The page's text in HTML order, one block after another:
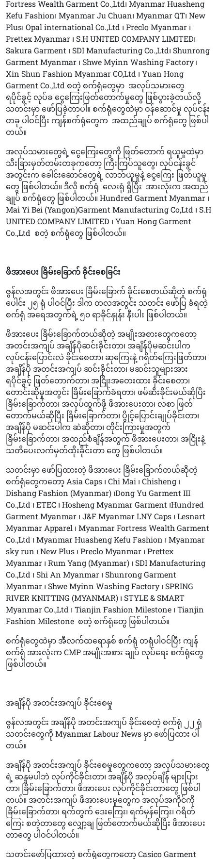
Fortress Wealth Garment Co.,Ltd၊ Myanmar Huasheng
Kefu Fashion၊ Myanmar Ju Chuan၊ Myanmar QT၊ New
Plus၊ Opal international Co.,Ltd ၊ Preclo Myanmar ၊
Prettex Myanmar ၊ S.H UNITED COMPANY LIMITED၊
Sakura Garment ၊ SDI Manufacturing Co.,Ltd၊ Shunrong
Garment Myanmar ၊ Shwe Myinn Washing Factory ၊
Xin Shun Fashion Myanmar CO,Ltd ၊ Yuan Hong
Garment Co.,Ltd စတဲ့ စက်ရုံတွေမှာ အလုပ်သမားတွေ
ရပိုင်ခွင့် လုပ်ခ ငွေကြေးဖြတ်တောက်မှုတွေ ဖြစ်ပွားခဲ့တယ်လို့
သတင်းမှာ ဖော်ပြခဲ့တာပါ။ စက်ရုံတွေထဲမှာ ဝန်ဆောင်မှု လုပ်ငန်း
တခု ပါဝင်ပြီး ကျန်စက်ရုံတွေက အထည်ချုပ် စက်ရုံတွေ ဖြစ်ပါ
တယ်။
အလုပ်သမားတွေရဲ့ ငွေကြေးတွေကို ဖြတ်တောက် ရယူမှုထဲမှာ
သီးခြားမှတ်တမ်းတခုကတော့ ကြီးကြပ်သူတွေ၊ လုပ်ငန်းခွင်
အတွင်းက ခေါင်းဆောင်တွေရဲ့ လာဘ်ယူမှုနဲ့ ငွေကြေး ဖြတ်ယူမှု
တွေ ဖြစ်ပါတယ်။ ဒီလို စက်ရုံ လေးရုံ ရှိပြီး အားလုံးက အထည်
ချုပ် စက်ရုံတွေ ဖြစ်ပါတယ်။ Hundred Garment Myanmar ၊
Mai Yi Bei (Yangon)Garment Manufacturing Co,Ltd ၊ S.H
UNITED COMPANY LIMITED ၊ Yuan Hong Garment
Co.,Ltd စတဲ့ စက်ရုံတွေ ဖြစ်ပါတယ်။
ဖိအားပေး ခြိမ်းခြောက် ခိုင်းစေခြင်း
ဇွန်လအတွင်း ဖိအားပေး ခြိမ်းခြောက် ခိုင်းစေတယ်ဆိုတဲ့ စက်ရုံ
ပေါင်း ၂၅ ရုံ ပါဝင်ပြီး ဒါက တလအတွင်း သတင်း ဖော်ပြ ခံရတဲ့
စက်ရုံ အရေအတွက်ရဲ့ ၅၀ ရာခိုင်နှုန်း နီးပါး ဖြစ်ပါတယ်။
ဖိအားပေး ခြိမ်းခြောက်တယ်ဆိုတဲ့ အမျိုးအစားတွေကတော့
အတင်းအကျပ် အချိန်ပိုဆင်းခိုင်းတာ၊ အချိန်ပိုမဆင်းပါက
လုပ်ငန်းပြောင်းလဲ ခိုင်းစေတာ၊ ဆုကြေးနဲ့ ဂရိတ်ကြေးဖြတ်တာ၊
အချိန်ပို အတင်းအကျပ် ဆင်းခိုင်းတာ၊ မဆင်းသူများအား
ရပိုင်ခွင့် ဖြတ်တောက်တာ၊ အငြိုးအတေးထား ခိုင်းစေတာ၊
တောင်းဆိုမှုအတွင်း ခြိမ်းခြောက်ခံရတာ၊ ဖမ်ဆီးခိုင်းမယ်ဆိုပြိး
ခြိမ်းခြောက်တာ၊ အလုပ်ထွက်ဖို့ ဖိအားပေးတာ၊ လစာ ဖြတ်
တောက်မယ်ဆိုပြီး ခြိမ်းခြောက်တာ၊ ပွိုင့်ပြောင်းချုပ်ခိုင်းတာ၊
အချိန်ပို မဆင်းပါက ဆဲဆိုတာ၊ တိုင်းကြားမှုအတွက်
ခြိမ်းခြောက်တာ၊ အထည်စံချိန်အတွက် ဖိအားပေးတာ၊ အငြိုးနဲ့
သတိပေးလက်မှတ်ထိုးခိုင်းတာ တွေ ဖြစ်ပါတယ်။
သတင်းမှာ ဖော်ပြထားတဲ့ ဖိအားပေး ခြိမ်းခြောက်တယ်ဆိုတဲ့
စက်ရုံတွေကတော့ Asia Caps ၊ Chi Mai ၊ Chisheng ၊
Dishang Fashion (Myanmar) ၊Dong Yu Garment III
Co.,Ltd ၊ ETEC ၊ Hosheng Myanmar Garment ၊Hundred
Garment Myanmar ၊ J&F Myanmar LNY Caps ၊ Lesnart
Myanmar Apparel ၊ Myanmar Fortress Wealth Garment
Co.,Ltd ၊ Myanmar Huasheng Kefu Fashion ၊ Myanmar
sky run ၊ New Plus ၊ Preclo Myanmar ၊ Prettex
Myanmar ၊ Rum Yang (Myanmar) ၊ SDI Manufacturing
Co.,Ltd ၊ Shi An Myanmar ၊ Shunrong Garment
Myanmar ၊ Shwe Myinn Washing Factory ၊ SPRING
RIVER KNITTING (MYANMAR) ၊ STYLE & SMART
Myanmar Co.,Ltd ၊ Tianjin Fashion Milestone ၊ Tianjin
Fashion Milestone စတဲ့ စက်ရုံတွေ ဖြစ်ပါတယ်။
စက်ရုံတွေထဲမှာ အီလက်ထရောနှစ် စက်ရုံ တရုံပါဝင်ပြီး ကျန်
စက်ရုံ အားလုံးက CMP အမျိုးအစား ချုပ် လုပ်ရေး စက်ရုံတွေ
ဖြစ်ပါတယ်။
အချိန်ပို အတင်းအကျပ် ခိုင်းစေမှု
ဇွန်လအတွင်း အချိန်ပို အတင်းအကျပ် ခိုင်းစေတဲ့ စက်ရုံ ၂၂ ရုံ
သတင်းတွေကို Myanmar Labour News မှာ ဖော်ပြထား ပါ
တယ်။
အချိန်ပို အတင်းအကျပ် ခိုင်းစေမှုတွေကတော့ အလုပ်သမားတွေ
ရဲ့ ဆန္ဒမပါဘဲ လုပ်ကိုင်ခိုင်းတာ၊ အချိန်ပို အလုပ်ချိန် များပြား
တာ၊ ခြိမ်းခြောက်တာ၊ ဖိအားပေး လုပ်ကိုင်ခိုင်းတာတွေ ဖြစ်ပါ
တယ်။ အတင်းအကျပ် ဖိအားပေးမှုတွေက အလုပ်အကိုင်ကို
ခြိမ်းခြောက်တာ၊ ရက်တွက် ဒေးကြေး၊ ရက်မှန်ကြေး၊ ဂရိတ်
ကြေး စတဲ့တာတွေ လျှော့ချ ဖြတ်တောက်မယ်ဆိုပြီး ဖိအားပေး
တာတွေ ပါဝင်ပါတယ်။
သတင်းဖော်ပြထားတဲ့ စက်ရုံတွေကတော့ Casico Garment